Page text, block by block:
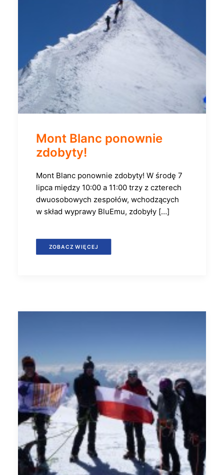
Mont Blanc ponownie
zdobyty!
Mont Blanc ponownie zdobyty! W środę 7
lipca między 10:00 a 11:00 trzy z czterech
dwuosobowych zespołów, wchodzących
w skład wyprawy BluEmu, zdobyły […]
ZOBACZ WIĘCEJ